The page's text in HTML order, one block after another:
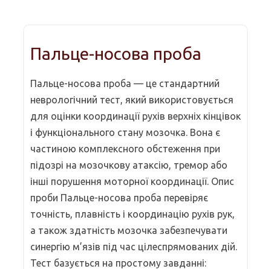
Пальце-носова проба
Пальце-носова проба — це стандартний
неврологічний тест, який використовується
для оцінки координації рухів верхніх кінцівок
і функціонального стану мозочка. Вона є
частиною комплексного обстеження при
підозрі на мозочкову атаксію, тремор або
інші порушення моторної координації. Опис
проби Пальце-носова проба перевіряє
точність, плавність і координацію рухів рук,
а також здатність мозочка забезпечувати
синергію м’язів під час цілеспрямованих дій.
Тест базується на простому завданні: